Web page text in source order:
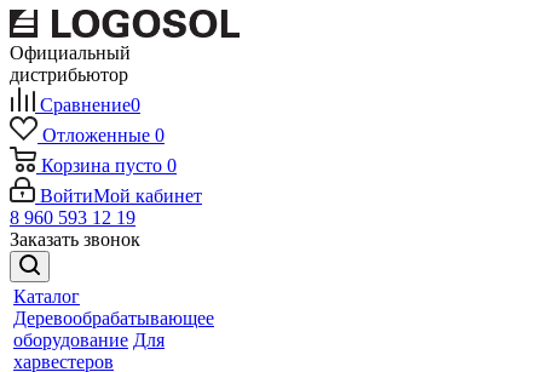
Официальный
дистрибьютор
Сравнение0
Отложенные 0
Корзина пусто 0
ВойтиМой кабинет
8 960 593 12 19
Заказать звонок
Каталог
Деревообрабатывающее
оборудование Для
харвестеров